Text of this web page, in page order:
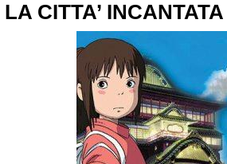
LA CITTA’